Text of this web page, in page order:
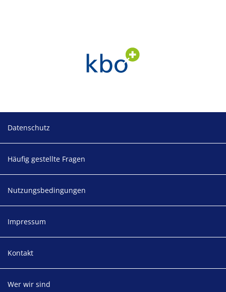
Datenschutz
Häufig gestellte Fragen
Nutzungsbedingungen
Impressum
Kontakt
Wer wir sind